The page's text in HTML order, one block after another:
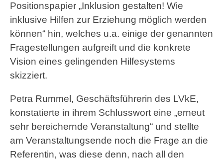
Positionspapier „Inklusion gestalten! Wie
inklusive Hilfen zur Erziehung möglich werden
können“ hin, welches u.a. einige der genannten
Fragestellungen aufgreift und die konkrete
Vision eines gelingenden Hilfesystems
skizziert.
Petra Rummel, Geschäftsführerin des LVkE,
konstatierte in ihrem Schlusswort eine „erneut
sehr bereichernde Veranstaltung“ und stellte
am Veranstaltungsende noch die Frage an die
Referentin, was diese denn, nach all den